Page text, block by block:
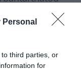
Personal
third parties, or
for
körül nálunk